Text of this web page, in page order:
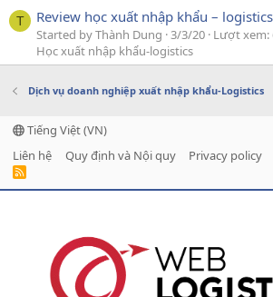
T Review học xuất nhập khẩu –
Started by Thành Dung 3/3/20 Lượt xem:
Học xuất nhập khẩu-logistics
Dịch vụ doanh nghiệp xuất nhập khẩu-Logistics
Tiếng Việt (VN)
Liên hệ
Quy định và Nội quy Privacy policy
R